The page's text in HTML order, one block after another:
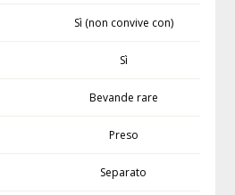
Sì (non convive con)
Sì
Bevande rare
Preso
Separato